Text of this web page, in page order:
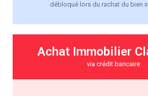
débloqué lors du rachat du bien
Achat Immobilier
via crédit bancaire